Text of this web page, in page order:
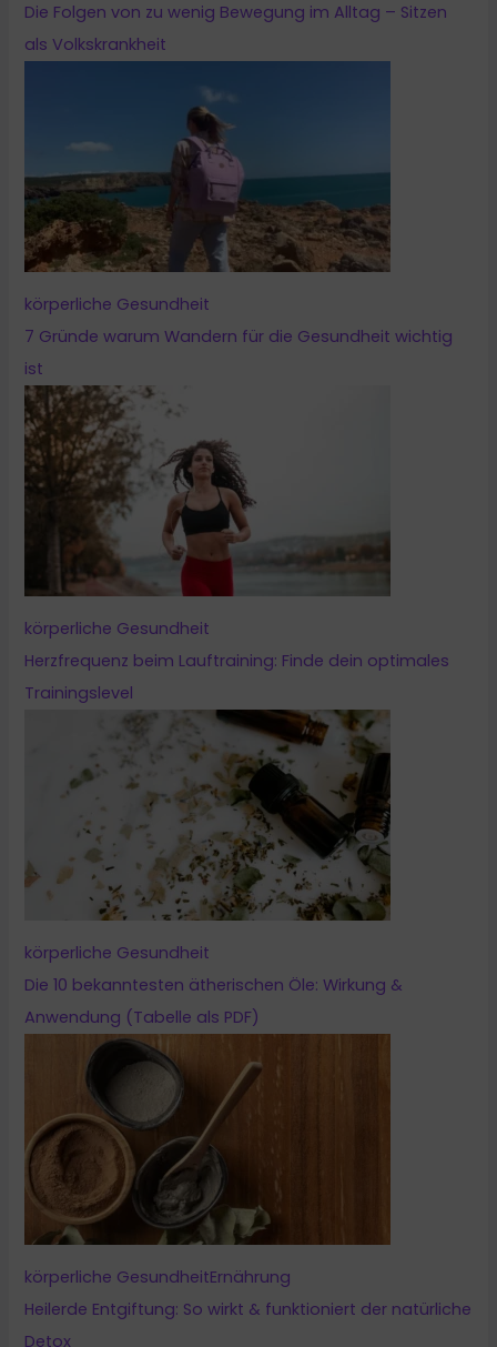
Die Folgen von zu wenig Bewegung im Alltag – Sitzen
als Volkskrankheit
körperliche Gesundheit
7 Gründe warum Wandern für die Gesundheit wichtig
ist
körperliche Gesundheit
Herzfrequenz beim Lauftraining: Finde dein optimales
Trainingslevel
körperliche Gesundheit
Die 10 bekanntesten ätherischen Öle: Wirkung &
Anwendung (Tabelle als PDF)
körperliche GesundheitErnährung
Heilerde Entgiftung: So wirkt & funktioniert der natürliche
Detox